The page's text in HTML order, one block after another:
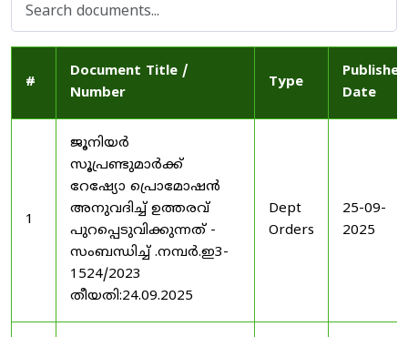
#
Document Title /
Number
Type
Published
Date
1
ജൂനിയർ
സൂപ്രണ്ടുമാർക്ക്
റേഷ്യോ പ്രൊമോഷൻ
അനുവദിച്ച് ഉത്തരവ്
പുറപ്പെടുവിക്കുന്നത് -
സംബന്ധിച്ച് .നമ്പർ.ഇ3-
1524/2023
തീയതി:24.09.2025
Dept
Orders
25-09-
2025